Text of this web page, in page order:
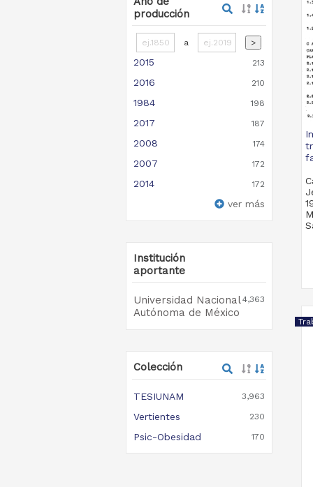
producción
a >
2015 213
2016 210
1984 198
2017 187
2008 174
2007 172
2014 172
ver más
Institución
aportante
Universidad Nacional
Autónoma de México
4,363
Colección
TESIUNAM 3,963
Vertientes 230
Psic-Obesidad 170